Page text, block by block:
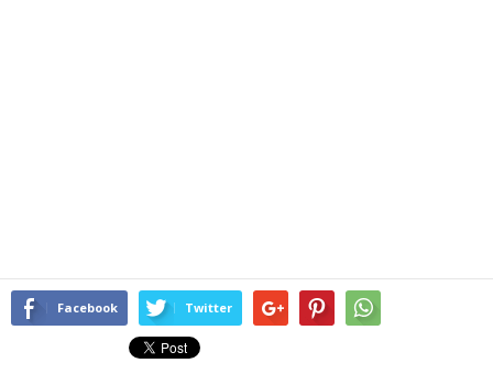
Facebook Twitter